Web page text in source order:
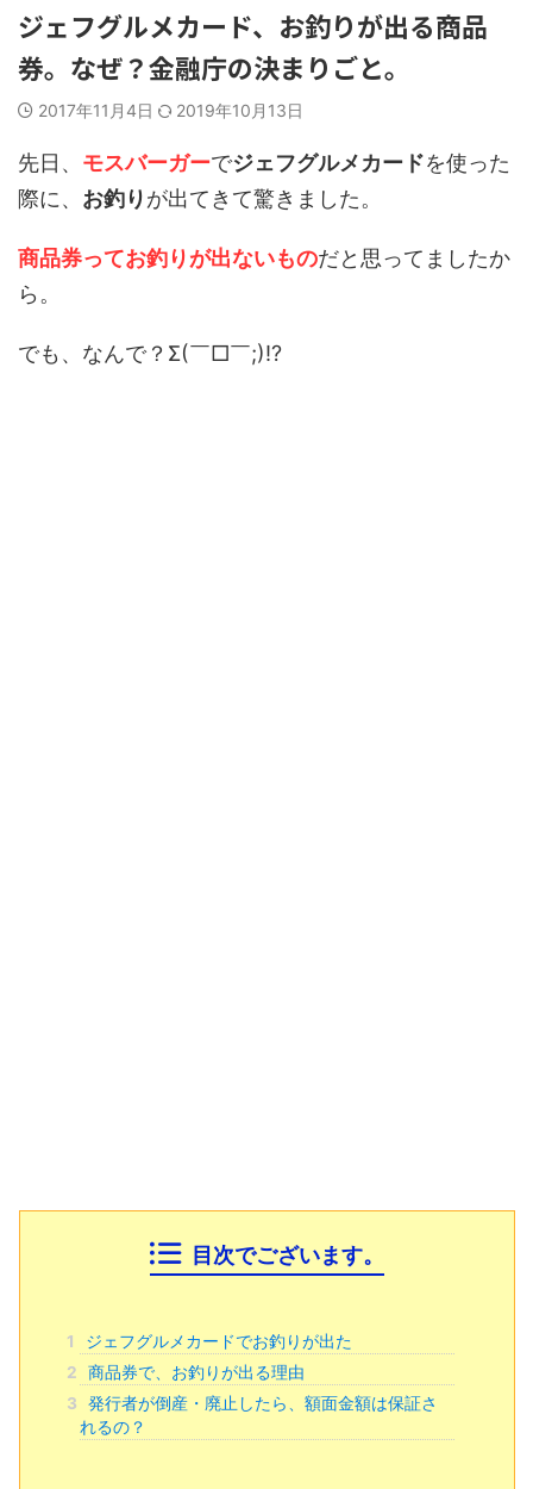
ジェフグルメカード、お釣りが出る商品
券。なぜ？金融庁の決まりごと。
2017年11月4日 2019年10月13日
先日、 モスバーガーでジェフグルメカードを使った
際に、 お釣りが出てきて驚きました。
商品券ってお釣りが出ないものだと思ってましたか
ら。
でも、なんで？Σ(￣□￣;)!?
目次でございます。
1
ジェフグルメカードでお釣りが出た
2
商品券で、お釣りが出る理由
3
発行者が倒産・廃止したら、額面金額は保証さ
れるの？